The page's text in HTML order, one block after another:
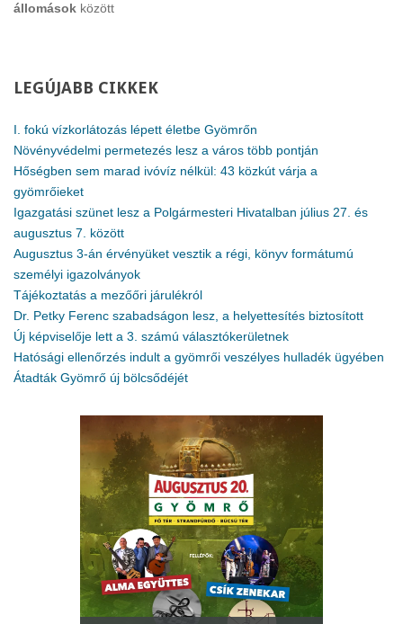
állomások között
LEGÚJABB CIKKEK
I. fokú vízkorlátozás lépett életbe Gyömrőn
Növényvédelmi permetezés lesz a város több pontján
Hőségben sem marad ivóvíz nélkül: 43 közkút várja a
gyömrőieket
Igazgatási szünet lesz a Polgármesteri Hivatalban július 27. és
augusztus 7. között
Augusztus 3-án érvényüket vesztik a régi, könyv formátumú
személyi igazolványok
Tájékoztatás a mezőőri járulékról
Dr. Petky Ferenc szabadságon lesz, a helyettesítés biztosított
Új képviselője lett a 3. számú választókerületnek
Hatósági ellenőrzés indult a gyömrői veszélyes hulladék ügyében
Átadták Gyömrő új bölcsődéjét